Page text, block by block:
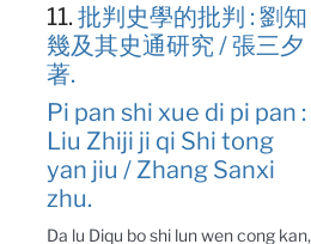
11.批判史學的批判 : 劉知
幾及其史通研究 / 張三夕
著.
Pi pan shi xue di pi pan :
Liu Zhiji ji qi Shi tong
yan jiu / Zhang Sanxi
zhu.
Da lu Diqu bo shi lun wen cong kan,